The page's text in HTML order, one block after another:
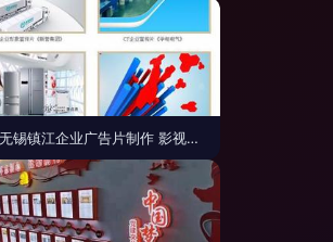
常州无锡镇江企业广告片制作 影视广告、产品专题片与三维动画的视觉艺术